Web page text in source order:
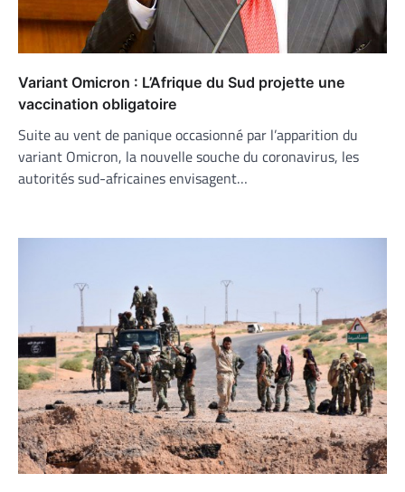
Variant Omicron : L’Afrique du Sud projette une
vaccination obligatoire
Suite au vent de panique occasionné par l’apparition du
variant Omicron, la nouvelle souche du coronavirus, les
autorités sud-africaines envisagent…